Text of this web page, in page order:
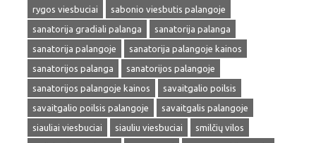
rygos viesbuciai
sabonio viesbutis palangoje
sanatorija gradiali palanga
sanatorija palanga
sanatorija palangoje
sanatorija palangoje kainos
sanatorijos palanga
sanatorijos palangoje
sanatorijos palangoje kainos
savaitgalio poilsis
savaitgalio poilsis palangoje
savaitgalis palangoje
siauliai viesbuciai
siauliu viesbuciai
smilčių vilos